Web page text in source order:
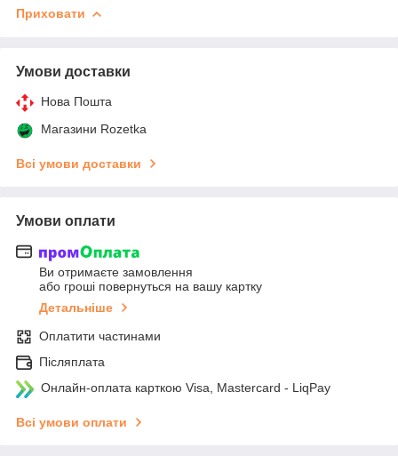
Приховати
Умови доставки
Нова Пошта
Магазини Rozetka
Всі умови доставки
Умови оплати
Ви отримаєте замовлення
або гроші повернуться на вашу картку
Детальніше
Оплатити частинами
Післяплата
Онлайн-оплата карткою Visa, Mastercard - LiqPay
Всі умови оплати